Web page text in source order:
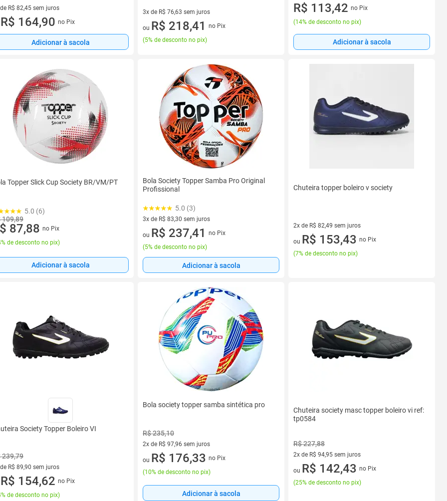
R$ 82,45 sem juros
de R$ 82,45 sem juros
R$ 164,90 no Pix
Adicionar à sacola
3x de R$ 76,63 sem juros
3 vez de R$ 76,63 sem juros
ou R$ 218,41
no Pix
(5% de desconto no pix)
R$ 113,42 no Pix
(14% de desconto no pix)
Adicionar à sacola
Topper Slick Cup Society BR/VM/PT
5.0 (6)
109,89
87,88 no Pix
de desconto no pix)
Adicionar à sacola
Bola Society Topper Samba Pro Original
Profissional
5.0 (3)
3x de R$ 83,30 sem juros
3 vez de R$ 83,30 sem juros
ou R$ 237,41
no Pix
(5% de desconto no pix)
Adicionar à sacola
Chuteira topper boleiro v society
2x de R$ 82,49 sem juros
2 vez de R$ 82,49 sem juros
ou R$ 153,43 no Pix
(7% de desconto no pix)
Society Topper Boleiro VI
239,79
R$ 89,90 sem juros
de R$ 89,90 sem juros
R$ 154,62 no Pix
de desconto no pix)
Bola society topper samba sintética pro
R$ 235,10
2x de R$ 97,96 sem juros
2 vez de R$ 97,96 sem juros
ou R$ 176,33 no Pix
(10% de desconto no pix)
Adicionar à sacola
Chuteira society masc topper boleiro vi ref:
tp0584
R$ 227,88
2x de R$ 94,95 sem juros
2 vez de R$ 94,95 sem juros
ou R$ 142,43 no Pix
(25% de desconto no pix)